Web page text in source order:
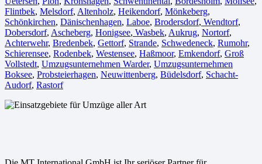
Flintbek, Melsdorf, Altenholz, Heikendorf, Mönkeberg,
Schönkirchen, Dänischenhagen, Laboe, Brodersdorf, Wendtorf,
Dobersdorf, Ascheberg, Honigsee, Wasbek, Aukrug, Nortorf,
Achterwehr, Bredenbek, Gettorf, Strande, Schwedeneck, Rumohr,
Schierensee, Rodenbek, Westensee, Haßmoor, Emkendorf, Groß
Vollstedt, Umzugsunternehmen Warder, Umzugsunternehmen
Boksee, Probsteierhagen, Neuwittenberg, Büdelsdorf, Schacht-
Audorf, Rastorf